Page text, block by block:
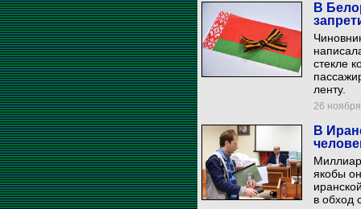
В
стекле
ленту.
26
В
якобы
в обход